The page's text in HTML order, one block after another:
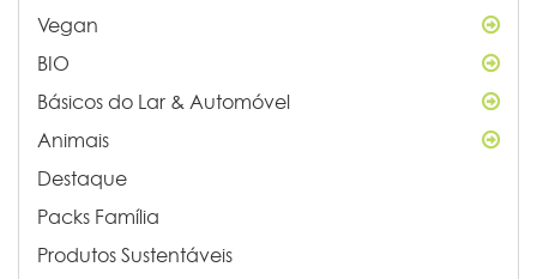
Vegan
BIO
Básicos do Lar & Automóvel
Animais
Destaque
Packs Família
Produtos Sustentáveis